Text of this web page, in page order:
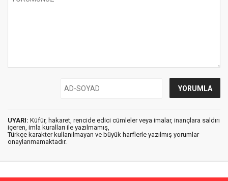
UYARI: Küfür, hakaret, rencide edici cümleler veya imalar, inançlara saldırı
içeren, imla kuralları ile yazılmamış,
Türkçe karakter kullanılmayan ve büyük harflerle yazılmış yorumlar
onaylanmamaktadır.